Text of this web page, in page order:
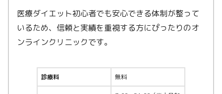
医療ダイエット初心者でも安心できる体制が整って
いるため、信頼と実績を重視する方にぴったりのオ
ンラインクリニックです。
診療料 無料